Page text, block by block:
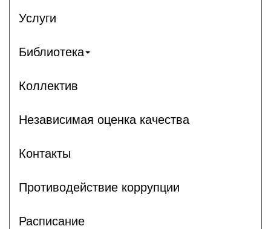
Услуги
Библиотека
Коллектив
Независимая оценка качества
Контакты
Противодействие коррупции
Расписание